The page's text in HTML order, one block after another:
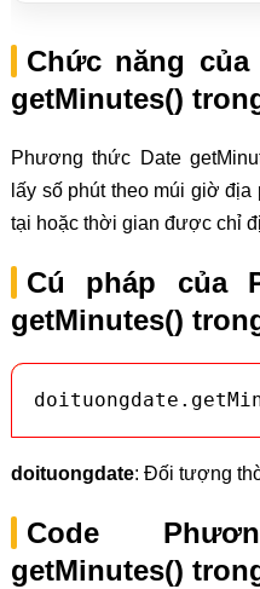
Chức năng
getMinutes()
Phương thức Date
lấy số phút theo múi giờ
tại hoặc thời gian được chỉ
Cú pháp của
getMinutes()
doituongdate: Đối tượng
Code
getMinutes()